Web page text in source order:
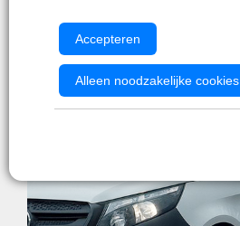
Accepteren
Alleen noodzakelijke cookies